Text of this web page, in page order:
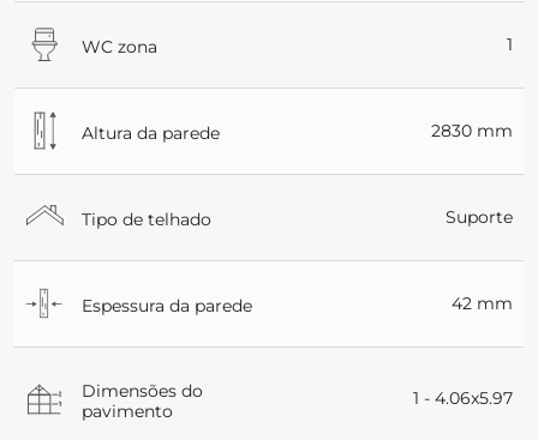
WC zona 1
Altura da parede 2830 mm
Tipo de telhado Suporte
Espessura da parede 42 mm
Dimensões do
pavimento
1 - 4.06x5.97